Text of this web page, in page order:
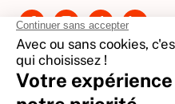
International
🇪🇸 Espagne